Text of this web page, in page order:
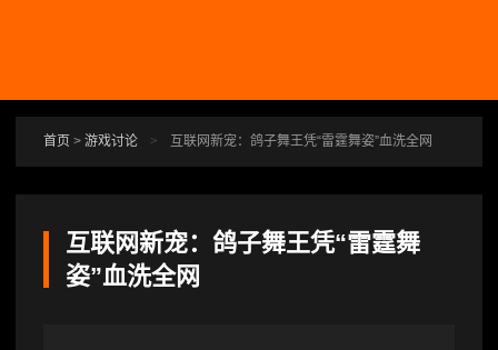
首页 > 游戏讨论 > 互联网新宠：鸽子舞王凭“雷霆舞姿”血洗全网
互联网新宠：鸽子舞王凭“雷霆舞
姿”血洗全网